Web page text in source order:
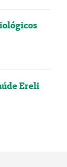
Ereli